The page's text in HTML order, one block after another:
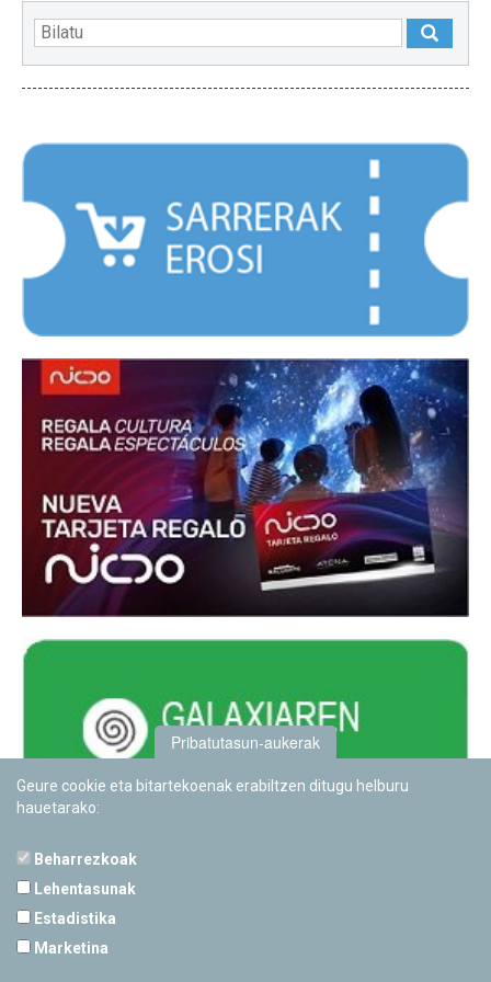
Pribatutasun-aukerak
Geure cookie eta bitartekoenak erabiltzen ditugu helburu
hauetarako:
Beharrezkoak
Lehentasunak
Estadistika
Marketina